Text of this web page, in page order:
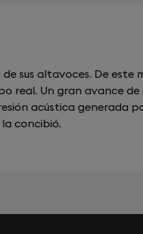
sus altavoces. De este
real. Un gran avance
acústica generada
concibió.